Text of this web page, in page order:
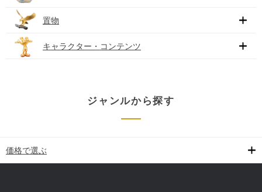
置物
キャラクター・コンテンツ
ジャンルから探す
価格で選ぶ